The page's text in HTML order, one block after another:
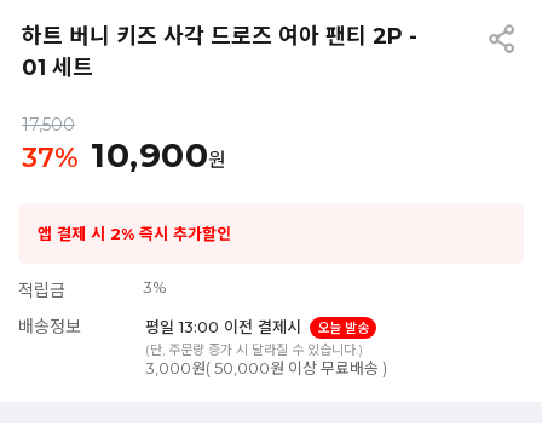
하트 버니 키즈 사각 드로즈 여아 팬티 2P -
01 세트
17,500
37% 10,900원
앱 결제 시 2% 즉시 추가할인
적립금 3%
배송정보 평일 13:00 이전 결제시
오늘 발송
(단, 주문량 증가 시 달라질 수 있습니다.)
3,000원( 50,000원 이상 무료배송 )